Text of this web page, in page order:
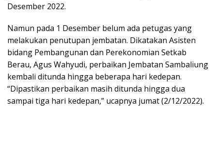
Desember 2022.
Namun pada 1 Desember belum ada petugas yang
melakukan penutupan jembatan. Dikatakan Asisten
bidang Pembangunan dan Perekonomian Setkab
Berau, Agus Wahyudi, perbaikan Jembatan Sambaliung
kembali ditunda hingga beberapa hari kedepan.
“Dipastikan perbaikan masih ditunda hingga dua
sampai tiga hari kedepan,” ucapnya jumat (2/12/2022).